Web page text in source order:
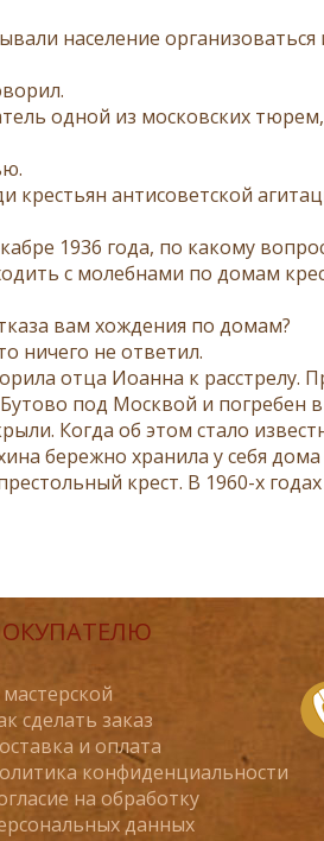
на­се­ле­ние
од­ной из мос­ков­ских
кре­стьян ан­ти­со­вет­ской
1936 го­да, по ка­ко­му
с мо­леб­на­ми по до­мам
вам хож­де­ния по до­мам?
ни­че­го не от­ве­тил.
от­ца Иоан­на к
под Моск­вой и по­гре­бен
Ко­гда об этом ста­ло
бе­реж­но хра­ни­ла у се­бя
крест. В 1960-х
сделать заказ
и оплата
конфиденциальности
на обработку
данных